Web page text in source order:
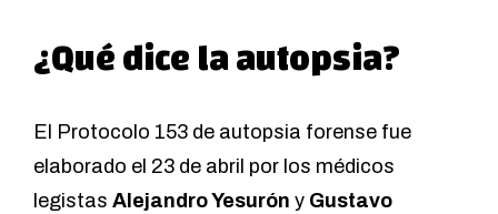
¿Qué dice la autopsia?
El Protocolo 153 de autopsia forense fue
elaborado el 23 de abril por los médicos
legistas Alejandro Yesurón y Gustavo